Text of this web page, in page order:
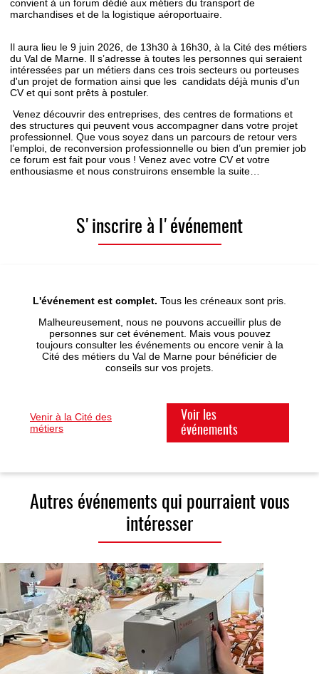
convient à un forum dédié aux métiers du transport de
marchandises et de la logistique aéroportuaire.
Il aura lieu le 9 juin 2026, de 13h30 à 16h30, à la Cité des métiers
du Val de Marne. Il s’adresse à toutes les personnes qui seraient
intéressées par un métiers dans ces trois secteurs ou porteuses
d'un projet de formation ainsi que les candidats déjà munis d'un
CV et qui sont prêts à postuler.
Venez découvrir des entreprises, des centres de formations et
des structures qui peuvent vous accompagner dans votre projet
professionnel. Que vous soyez dans un parcours de retour vers
l’emploi, de reconversion professionnelle ou bien d’un premier job
ce forum est fait pour vous ! Venez avec votre CV et votre
enthousiasme et nous construirons ensemble la suite…
S'inscrire à l'événement
L'événement est complet. Tous les créneaux sont pris.
Malheureusement, nous ne pouvons accueillir plus de
personnes sur cet événement. Mais vous pouvez
toujours consulter les événements ou encore venir à la
Cité des métiers du Val de Marne pour bénéficier de
conseils sur vos projets.
Venir à la Cité des
métiers
Voir les
événements
Autres événements qui pourraient vous
intéresser